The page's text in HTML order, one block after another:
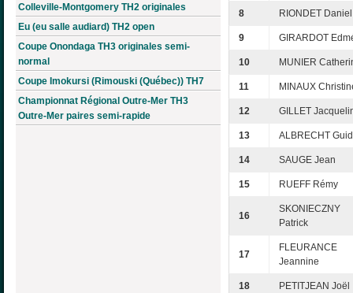
Colleville-Montgomery TH2 originales
Eu (eu salle audiard) TH2 open
Coupe Onondaga TH3 originales semi-
normal
Coupe Imokursi (Rimouski (Québec)) TH7
Championnat Régional Outre-Mer TH3
Outre-Mer paires semi-rapide
8 RIONDET Daniel
9 GIRARDOT
10 MUNIER
11 MINAUX
12 GILLET
13 ALBRECHT
14 SAUGE Jean
15 RUEFF Rémy
16
SKONIECZNY
Patrick
17
FLEURANCE
Jeannine
18 PETITJEAN Joël